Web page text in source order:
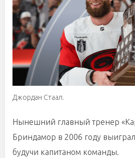
Джордан Стаал.
Нынешний главный тренер
Бриндамор в 2006 году
будучи капитаном команды.